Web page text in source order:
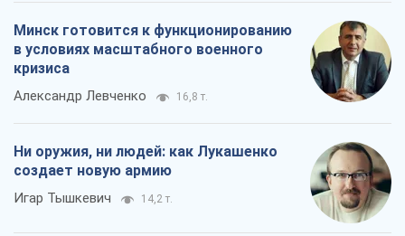
Минск готовится к функционированию
в условиях масштабного военного
кризиса
Александр Левченко 16,8 т.
Ни оружия, ни людей: как Лукашенко
создает новую армию
Игар Тышкевич 14,2 т.